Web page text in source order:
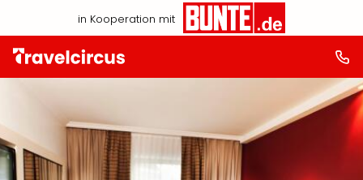
in Kooperation mit